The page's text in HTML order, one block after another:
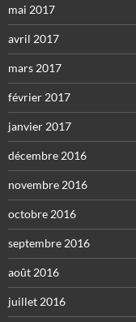
mai 2017
avril 2017
mars 2017
février 2017
janvier 2017
décembre 2016
novembre 2016
octobre 2016
septembre 2016
août 2016
juillet 2016